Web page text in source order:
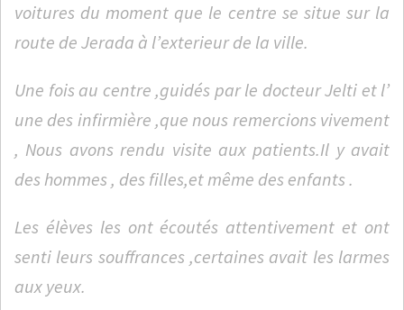
voitures du moment que le centre se situe sur la
route de Jerada à l’exterieur de la ville.
Une fois au centre ,guidés par le docteur Jelti et l’
une des infirmière ,que nous remercions vivement
, Nous avons rendu visite aux patients.Il y avait
des hommes , des filles,et même des enfants .
Les élèves les ont écoutés attentivement et ont
senti leurs souffrances ,certaines avait les larmes
aux yeux.